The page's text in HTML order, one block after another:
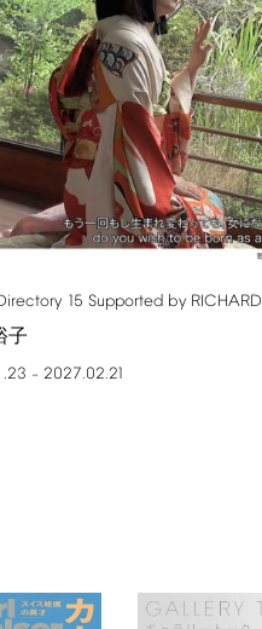
15 Supported by RICHARD
子
– 2027.02.21